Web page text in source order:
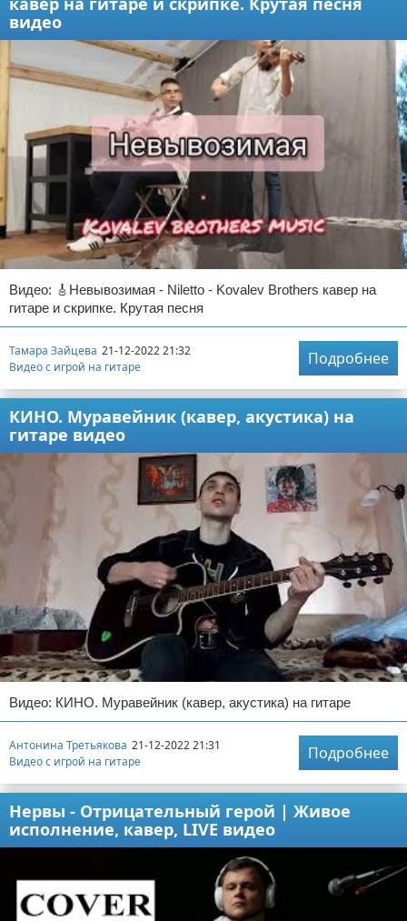
видео
Видео: 🎸Невывозимая - Niletto - Kovalev Brothers кавер на
гитаре и скрипке. Крутая песня
Тамара Зайцева 21-12-2022 21:32
Видео с игрой на гитаре
Подробнее
КИНО. Муравейник (кавер, акустика) на
гитаре видео
Видео: КИНО. Муравейник (кавер, акустика) на гитаре
Антонина Третьякова 21-12-2022 21:31
Видео с игрой на гитаре
Подробнее
Нервы - Отрицательный герой | Живое
исполнение, кавер, LIVE видео